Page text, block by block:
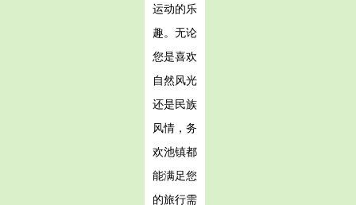
运动的乐
趣。无论
您是喜欢
自然风光
还是民族
风情，务
欢池镇都
能满足您
的旅行需